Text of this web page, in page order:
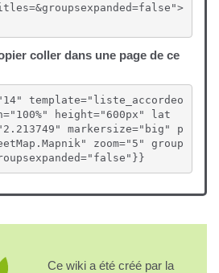
sont
sur sa ferme est une
coller dans une page de ce
template="liste_accordeo
height="600px" lat
markersize="big" p
zoom="5" group
Ce wiki a été créé par la